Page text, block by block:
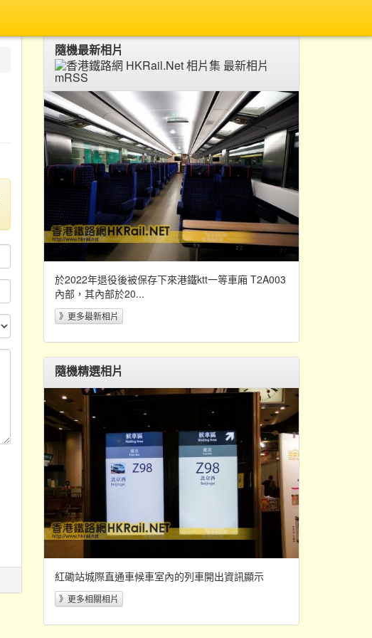
隨機最新相片
於2022年退役後被保存下來港鐵ktt一等車廂 T2A003
內部，其內部於20...
》更多最新相片
隨機精選相片
紅磡站城際直通車候車室內的列車開出資訊顯示
》更多相關相片